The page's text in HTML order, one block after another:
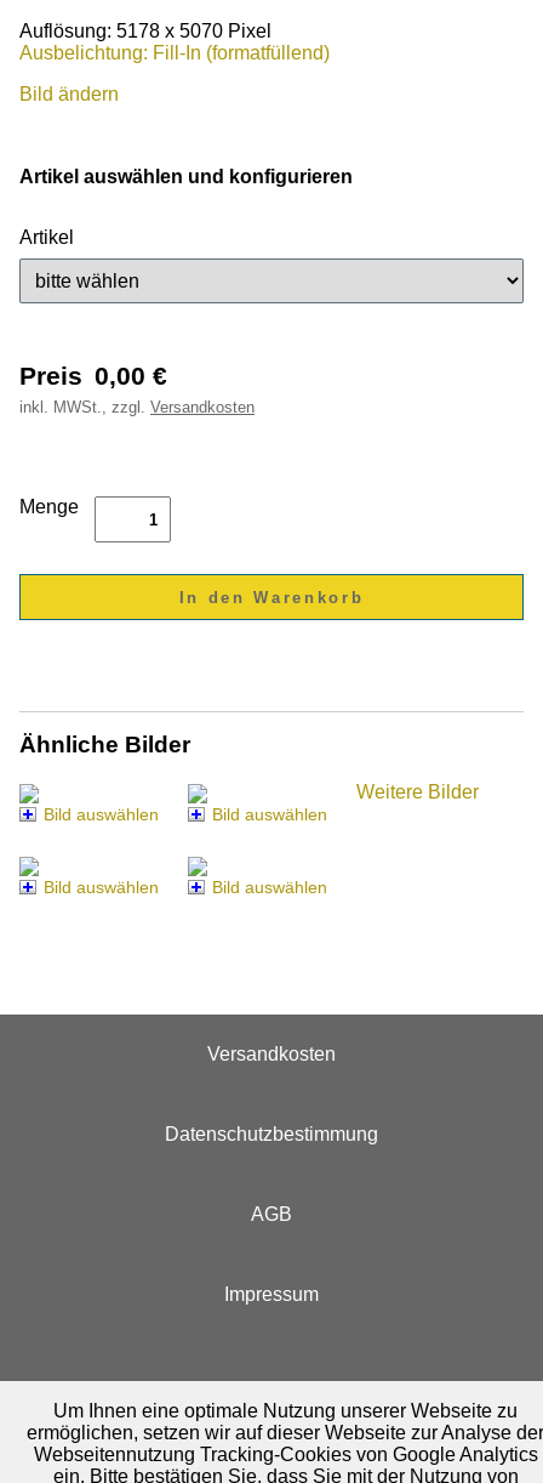
Auflösung: 5178 x 5070 Pixel
Ausbelichtung: Fill-In (formatfüllend)
Bild ändern
Artikel auswählen und konfigurieren
Artikel
Preis 0,00 €
inkl. MWSt., zzgl. Versandkosten
Menge
Ähnliche Bilder
Bild auswählen Bild auswählen
Bild auswählen Bild auswählen
Weitere Bilder
Versandkosten
Datenschutzbestimmung
AGB
Impressum
Um Ihnen eine optimale Nutzung unserer Webseite zu
ermöglichen, setzen wir auf dieser Webseite zur Analyse
Webseitennutzung Tracking-Cookies von Google Analytics
ein. Bitte bestätigen Sie, dass Sie mit der Nutzung von